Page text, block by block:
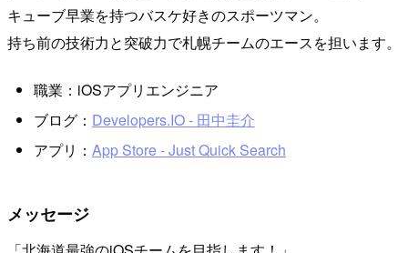
キューブ早業を持つバスケ好きのスポーツマン。
持ち前の技術力と突破力で札幌チームのエースを担います。
職業：iOSアプリエンジニア
ブログ： Developers.IO - 田中圭介
アプリ： App Store - Just Quick Search
メッセージ